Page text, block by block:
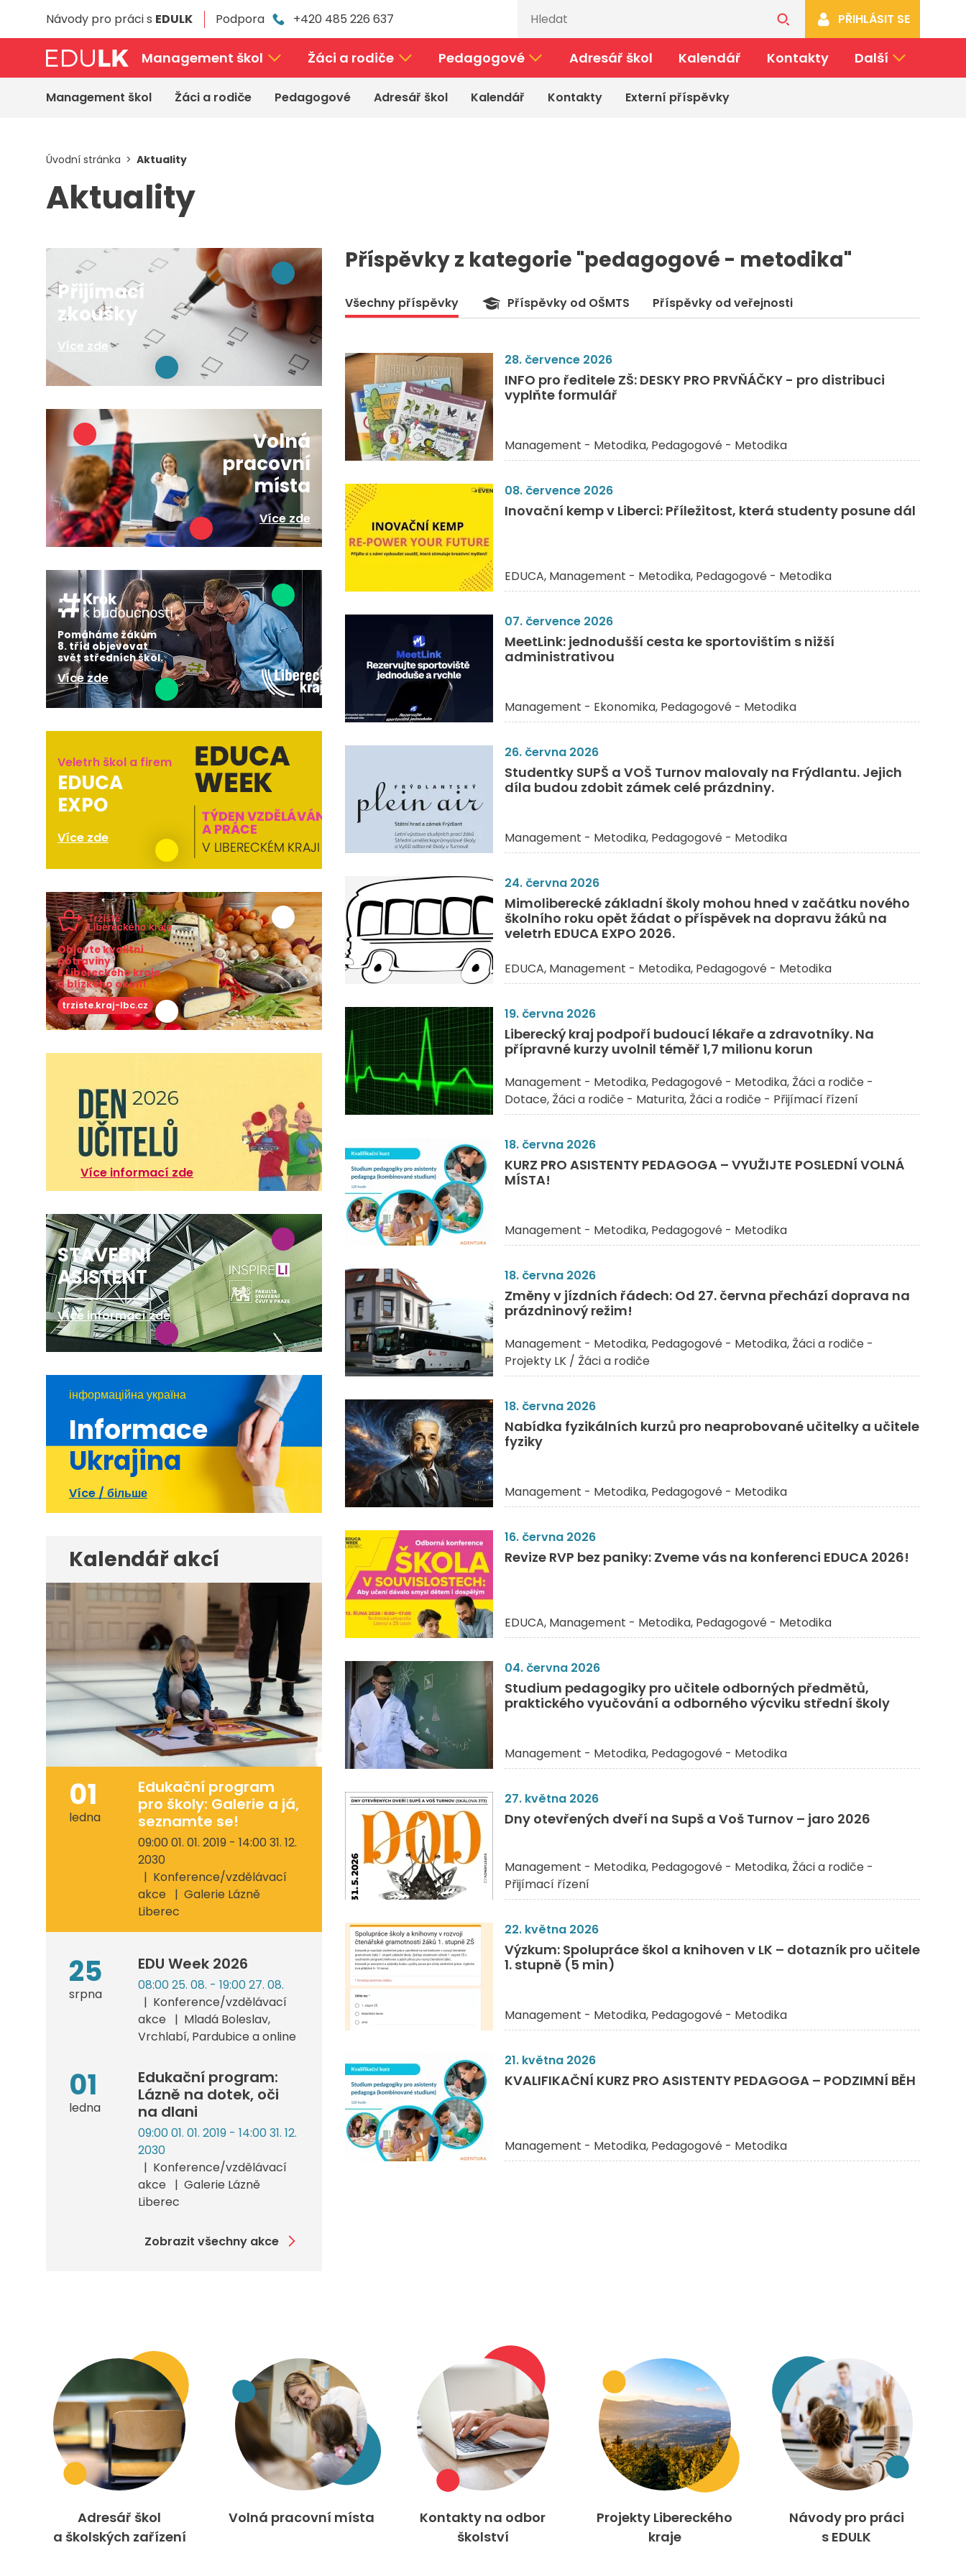
Návody pro práci s EDULK Podpora +420 485 226 637 PŘIHLÁSIT SE
Management škol Žáci a rodiče Pedagogové Adresář škol Kalendář Kontakty Další
Management škol Žáci a rodiče Pedagogové Adresář škol Kalendář Kontakty Externí příspěvky
Úvodní stránka Aktuality
Aktuality
Příspěvky z kategorie "pedagogové - metodika"
Všechny příspěvky Příspěvky od OŠMTS Příspěvky od veřejnosti
28. července 2026
INFO pro ředitele ZŠ: DESKY PRO PRVŇÁČKY - pro distribuci
vyplňte formulář
Management - Metodika Pedagogové - Metodika
08. července 2026
Inovační kemp v Liberci: Příležitost, která studenty posune dál
EDUCA Management - Metodika Pedagogové - Metodika
07. července 2026
MeetLink: jednodušší cesta ke sportovištím s nižší
administrativou
Management - Ekonomika Pedagogové - Metodika
26. června 2026
Studentky SUPŠ a VOŠ Turnov malovaly na Frýdlantu. Jejich
díla budou zdobit zámek celé prázdniny.
Management - Metodika Pedagogové - Metodika
24. června 2026
Mimoliberecké základní školy mohou hned v začátku nového
školního roku opět žádat o příspěvek na dopravu žáků na
veletrh EDUCA EXPO 2026.
EDUCA Management - Metodika Pedagogové - Metodika
19. června 2026
Liberecký kraj podpoří budoucí lékaře a zdravotníky. Na
přípravné kurzy uvolnil téměř 1,7 milionu korun
Management - Metodika Pedagogové - Metodika Žáci a rodiče -
Dotace Žáci a rodiče - Maturita Žáci a rodiče - Přijímací řízení
18. června 2026
KURZ PRO ASISTENTY PEDAGOGA – VYUŽIJTE POSLEDNÍ VOLNÁ
MÍSTA!
Management - Metodika Pedagogové - Metodika
18. června 2026
Změny v jízdních řádech: Od 27. června přechází doprava na
prázdninový režim!
Management - Metodika Pedagogové - Metodika Žáci a rodiče -
Projekty LK / Žáci a rodiče
18. června 2026
Nabídka fyzikálních kurzů pro neaprobované učitelky a učitele
fyziky
Management - Metodika Pedagogové - Metodika
16. června 2026
Revize RVP bez paniky: Zveme vás na konferenci EDUCA 2026!
EDUCA Management - Metodika Pedagogové - Metodika
04. června 2026
Studium pedagogiky pro učitele odborných předmětů,
praktického vyučování a odborného výcviku střední školy
Management - Metodika Pedagogové - Metodika
27. května 2026
Dny otevřených dveří na Supš a Voš Turnov – jaro 2026
Management - Metodika Pedagogové - Metodika Žáci a rodiče -
Přijímací řízení
22. května 2026
Výzkum: Spolupráce škol a knihoven v LK – dotazník pro učitele
1. stupně (5 min)
Management - Metodika Pedagogové - Metodika
21. května 2026
KVALIFIKAČNÍ KURZ PRO ASISTENTY PEDAGOGA – PODZIMNÍ BĚH
Management - Metodika Pedagogové - Metodika
Přijímací
zkoušky
Více zde
Volná
pracovní
místa
Více zde
Pomáháme žákům
8. tříd objevovat
svět středních škol.
Více zde
Veletrh škol a firem
EDUCA
EXPO
Více zde
Objevte kvalitní
potraviny
z Libereckého kraje
a blízkého okolí!
trziste.kraj-lbc.cz
Více informací zde
STAVEBNÍ
ASISTENT
Více informací zde
інформаційна україна
Informace
Ukrajina
Více / більше
Kalendář akcí
01
ledna
Edukační program
pro školy: Galerie a já,
seznamte se!
09:00 01. 01. 2019 - 14:00 31. 12.
2030
Konference/vzdělávací
akce
Galerie Lázně
Liberec
25
srpna
EDU Week 2026
08:00 25. 08. - 19:00 27. 08.
Konference/vzdělávací
akce
Mladá Boleslav,
Vrchlabí, Pardubice a online
01
ledna
Edukační program:
Lázně na dotek, oči
na dlani
09:00 01. 01. 2019 - 14:00 31. 12.
2030
Konference/vzdělávací
akce
Galerie Lázně
Liberec
Zobrazit všechny akce
Adresář škol
a školských zařízení
Volná pracovní místa
Kontakty na odbor
školství
Projekty Libereckého
kraje
Návody pro práci
s EDULK